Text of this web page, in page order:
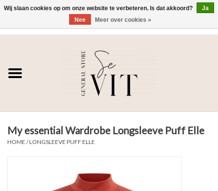
SE VIT
HEREN
My essential Wardrobe Longsleeve Puff Elle
HOME /LONGSLEEVE PUFF ELLE
Wij slaan cookies op om onze website te verbeteren. Is dat akkoord?
Ja
Nee
Meer over cookies »